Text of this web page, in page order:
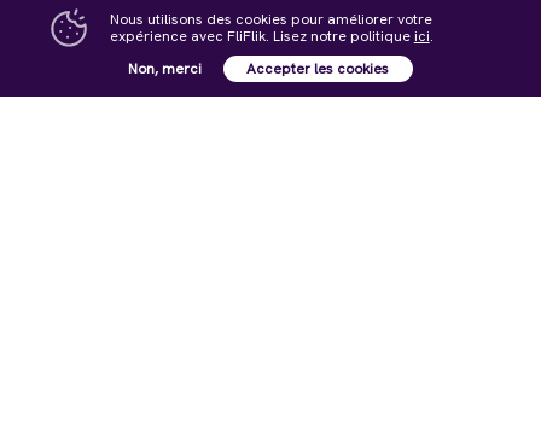
Nous utilisons des cookies pour améliorer votre
expérience avec FliFlik. Lisez notre politique ici.
Non, merci
Accepter les cookies